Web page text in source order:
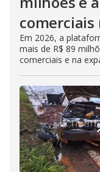
comerciais
Em 2026, a
mais de R$ 89
comerciais e na